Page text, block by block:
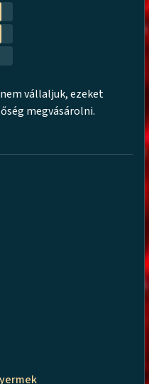
vállaljuk, ezeket
megvásárolni.